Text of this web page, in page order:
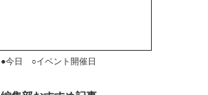
●今日 ○イベント開催日